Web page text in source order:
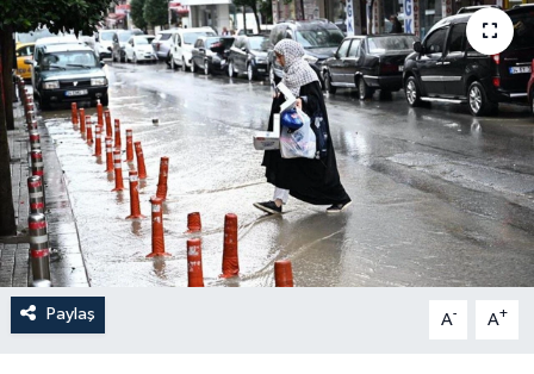
Paylaş A- A+